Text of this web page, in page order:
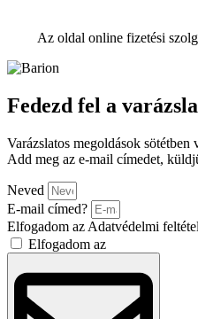
Az oldal online fizetési
Fedezd fel a
Varázslatos megoldások
Add meg az e-mail címedet,
Neved
E-mail címed?
Elfogadom az Adatvédelmi
Elfogadom az